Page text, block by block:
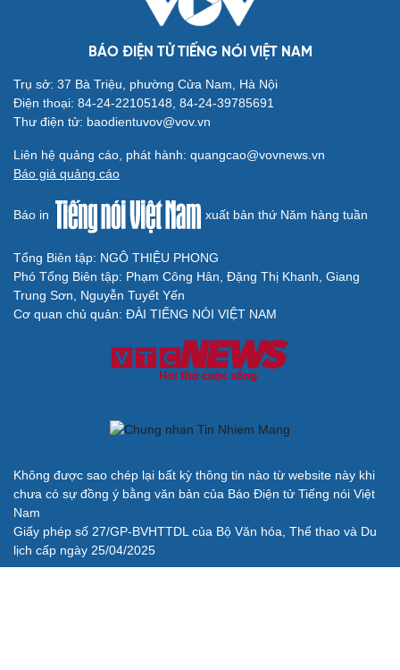
Hạt giống tâm hồn
Cải chính
BÁO ĐIỆN TỬ TIẾNG NÓI VIỆT NAM
Trụ sở: 37 Bà Triệu, phường Cửa Nam, Hà Nội
Điện thoại: 84-24-22105148, 84-24-39785691
Thư điện tử: baodientuvov@vov.vn
Liên hệ quảng cáo, phát hành: quangcao@vovnews.vn
Báo giá quảng cáo
Báo in xuất bản thứ Năm hàng tuần
Tổng Biên tập: NGÔ THIỆU PHONG
Phó Tổng Biên tập: Phạm Công Hân, Đặng Thị Khanh, Giang
Trung Sơn, Nguyễn Tuyết Yến
Cơ quan chủ quản: ĐÀI TIẾNG NÓI VIỆT NAM
Không được sao chép lại bất kỳ thông tin nào từ website này khi
chưa có sự đồng ý bằng văn bản của Báo Điện tử Tiếng nói Việt
Nam
Giấy phép số 27/GP-BVHTTDL của Bộ Văn hóa, Thể thao và Du
lịch cấp ngày 25/04/2025